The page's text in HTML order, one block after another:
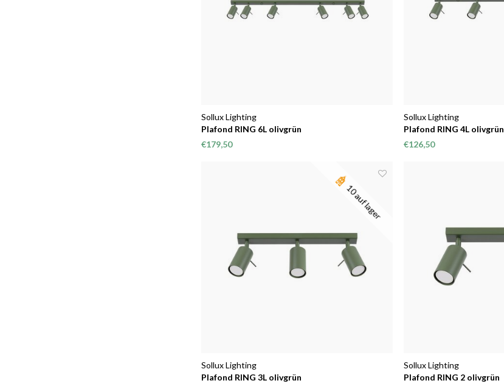
Sollux Lighting
Plafond RING 6L olivgrün
€179,50
Sollux Lighting
Plafond RING 4L olivgrün
€126,50
10 auf lager
Sollux Lighting
Plafond RING 3L olivgrün
Sollux Lighting
Plafond RING 2 olivgrün